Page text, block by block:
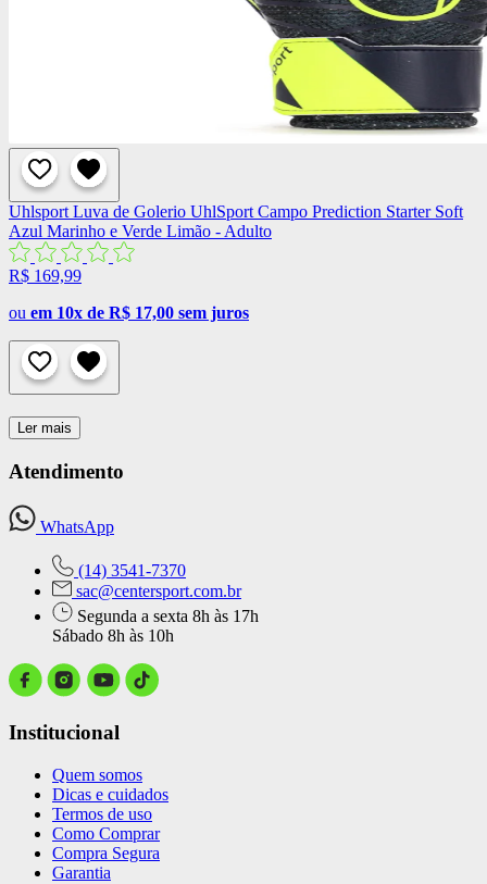
Uhlsport Luva de Golerio UhlSport Campo Prediction Starter Soft
Azul Marinho e Verde Limão - Adulto
R$ 169,99
ou em 10x de R$ 17,00 sem juros
Ler mais
Atendimento
WhatsApp
(14) 3541-7370
sac@centersport.com.br
Segunda a sexta 8h às 17h
Sábado 8h às 10h
Institucional
Quem somos
Dicas e cuidados
Termos de uso
Como Comprar
Compra Segura
Garantia